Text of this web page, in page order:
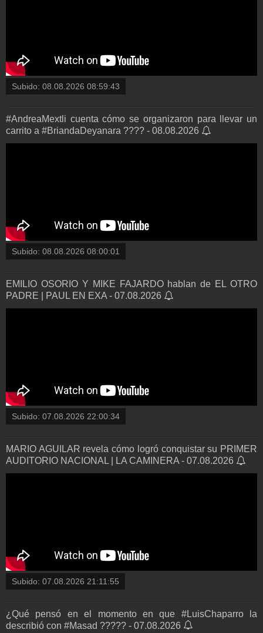
Subido: 08.08.2026 08:59:43
#AndreaMextli cuenta cómo se organizaron para llevar un
carrito a #BriandaDeyanara ???? - 08.08.2026
Subido: 08.08.2026 08:00:01
EMILIO OSORIO Y MIKE FAJARDO hablan de EL OTRO
PADRE | PAUL EN EXA - 07.08.2026
Subido: 07.08.2026 22:00:34
MARIO AGUILAR revela cómo logró conquistar su PRIMER
AUDITORIO NACIONAL | LA CAMINERA - 07.08.2026
Subido: 07.08.2026 21:11:55
¿Qué pensó en el momento en que #LuisChaparro la
describió con #Masad ????? - 07.08.2026